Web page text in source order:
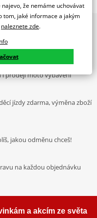
QX-kroužkem.
kromě typu MVXZ).
KLR 650, KTM 690
endura a závody
každý, prakticky pro
čtyřkolek. Má QX
doplňky i náhradní
i prodeji moto vybavení
jízdy zdarma, výměna zboží
jakou odměnu chceš!
na každou objednávku
a akcím ze světa
že nemáme uchovávat
tom, jaké informace a jakým
naleznete zde.